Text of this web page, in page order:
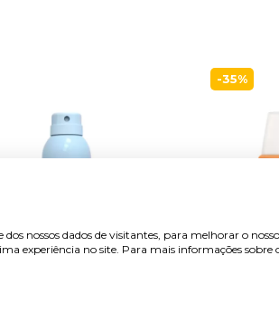
-35%
dos nossos dados de visitantes, para melhorar o
experiência no site. Para mais informações sobre